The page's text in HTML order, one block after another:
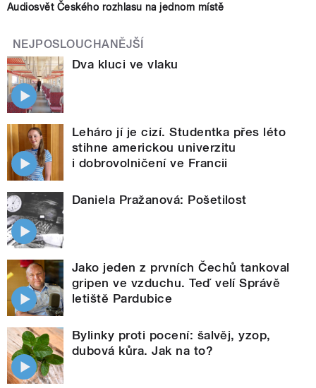
Audiosvět Českého rozhlasu na jednom místě
NEJPOSLOUCHANĚJŠÍ
Dva kluci ve vlaku
Leháro jí je cizí. Studentka přes léto
stihne americkou univerzitu
i dobrovolničení ve Francii
Daniela Pražanová: Pošetilost
Jako jeden z prvních Čechů tankoval
gripen ve vzduchu. Teď velí Správě
letiště Pardubice
Bylinky proti pocení: šalvěj, yzop,
dubová kůra. Jak na to?